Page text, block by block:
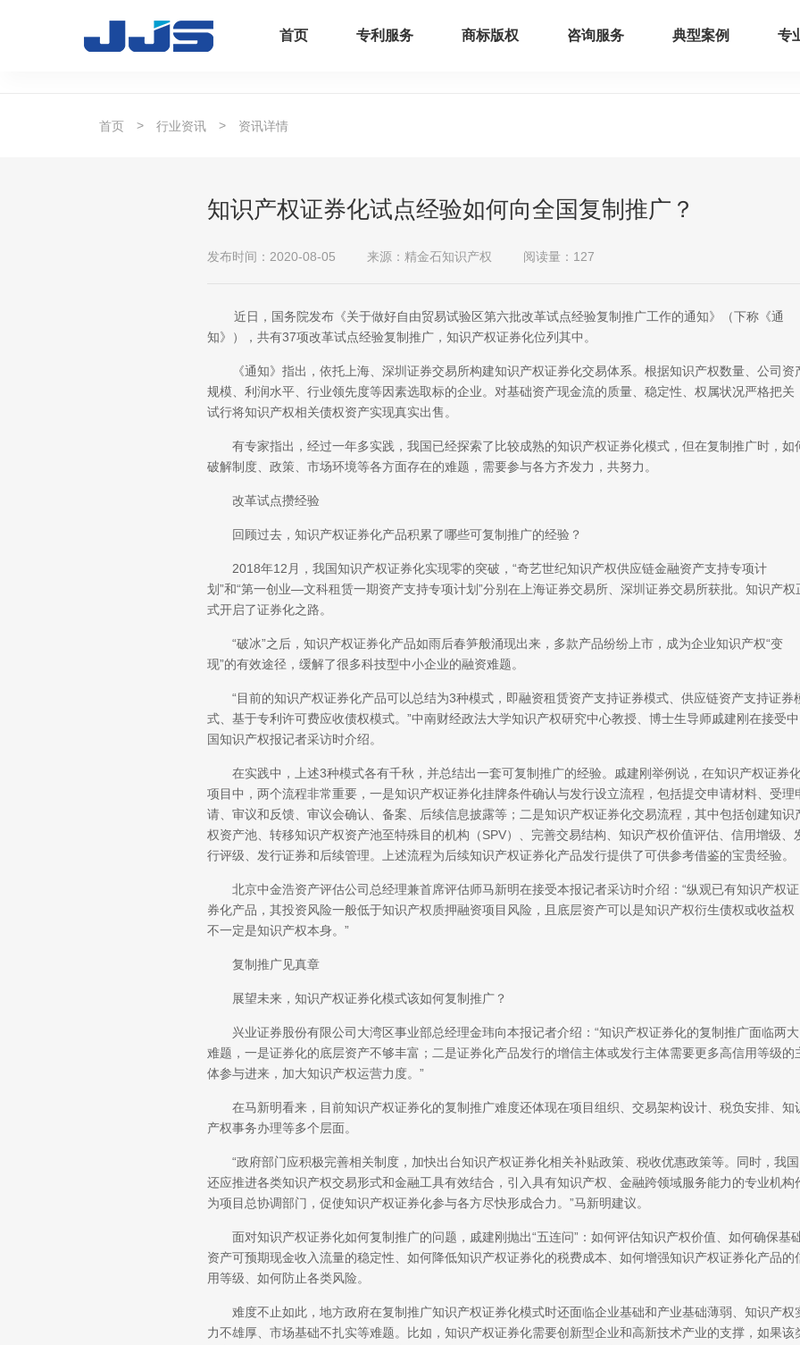
首页 专利服务 商标版权 咨询服务 典型案例 专
首页 > 行业资讯 > 资讯详情
知识产权证券化试点经验如何向全国复制推广？
发布时间：2020-08-05 来源：精金石知识产权 阅读量：127
近日，国务院发布《关于做好自由贸易试验区第六批改革试点经验复制推广工作的通知》（下称《通
知》），共有37项改革试点经验复制推广，知识产权证券化位列其中。
《通知》指出，依托上海、深圳证券交易所构建知识产权证券化交易体系。根据知识产权数量、公司资
规模、利润水平、行业领先度等因素选取标的企业。对基础资产现金流的质量、稳定性、权属状况严格把关
试行将知识产权相关债权资产实现真实出售。
有专家指出，经过一年多实践，我国已经探索了比较成熟的知识产权证券化模式，但在复制推广时，如
破解制度、政策、市场环境等各方面存在的难题，需要参与各方齐发力，共努力。
改革试点攒经验
回顾过去，知识产权证券化产品积累了哪些可复制推广的经验？
2018年12月，我国知识产权证券化实现零的突破，“奇艺世纪知识产权供应链金融资产支持专项计
划”和“第一创业—文科租赁一期资产支持专项计划”分别在上海证券交易所、深圳证券交易所获批。知识产权
式开启了证券化之路。
“破冰”之后，知识产权证券化产品如雨后春笋般涌现出来，多款产品纷纷上市，成为企业知识产权“变
现”的有效途径，缓解了很多科技型中小企业的融资难题。
“目前的知识产权证券化产品可以总结为3种模式，即融资租赁资产支持证券模式、供应链资产支持证券
式、基于专利许可费应收债权模式。”中南财经政法大学知识产权研究中心教授、博士生导师戚建刚在接受中
国知识产权报记者采访时介绍。
在实践中，上述3种模式各有千秋，并总结出一套可复制推广的经验。戚建刚举例说，在知识产权证券
项目中，两个流程非常重要，一是知识产权证券化挂牌条件确认与发行设立流程，包括提交申请材料、受理
请、审议和反馈、审议会确认、备案、后续信息披露等；二是知识产权证券化交易流程，其中包括创建知识
权资产池、转移知识产权资产池至特殊目的机构（SPV）、完善交易结构、知识产权价值评估、信用增级、
行评级、发行证券和后续管理。上述流程为后续知识产权证券化产品发行提供了可供参考借鉴的宝贵经验。
北京中金浩资产评估公司总经理兼首席评估师马新明在接受本报记者采访时介绍：“纵观已有知识产权证
券化产品，其投资风险一般低于知识产权质押融资项目风险，且底层资产可以是知识产权衍生债权或收益权
不一定是知识产权本身。”
复制推广见真章
展望未来，知识产权证券化模式该如何复制推广？
兴业证券股份有限公司大湾区事业部总经理金玮向本报记者介绍：“知识产权证券化的复制推广面临两大
难题，一是证券化的底层资产不够丰富；二是证券化产品发行的增信主体或发行主体需要更多高信用等级的
体参与进来，加大知识产权运营力度。”
在马新明看来，目前知识产权证券化的复制推广难度还体现在项目组织、交易架构设计、税负安排、知
产权事务办理等多个层面。
“政府部门应积极完善相关制度，加快出台知识产权证券化相关补贴政策、税收优惠政策等。同时，我国
还应推进各类知识产权交易形式和金融工具有效结合，引入具有知识产权、金融跨领域服务能力的专业机构
为项目总协调部门，促使知识产权证券化参与各方尽快形成合力。”马新明建议。
面对知识产权证券化如何复制推广的问题，戚建刚抛出“五连问”：如何评估知识产权价值、如何确保基
资产可预期现金收入流量的稳定性、如何降低知识产权证券化的税费成本、如何增强知识产权证券化产品的
用等级、如何防止各类风险。
难度不止如此，地方政府在复制推广知识产权证券化模式时还面临企业基础和产业基础薄弱、知识产权
力不雄厚、市场基础不扎实等难题。比如，知识产权证券化需要创新型企业和高新技术产业的支撑，如果该